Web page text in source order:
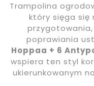
Trampolina
który sięga się
poprawiania
Hoppaa + 6
wspiera ten styl
ukierunkowanym